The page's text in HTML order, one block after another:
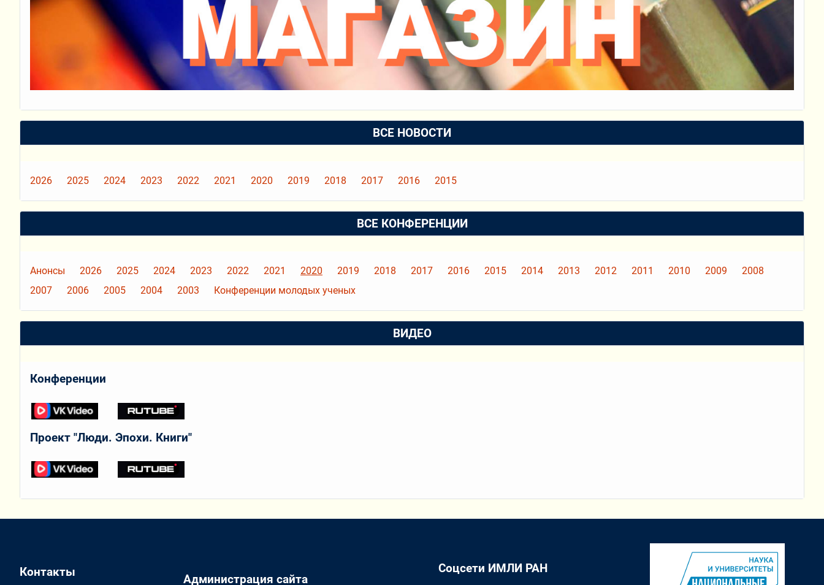
ВСЕ НОВОСТИ
2026 2025 2024 2023 2022 2021 2020 2019 2018 2017 2016 2015
ВСЕ КОНФЕРЕНЦИИ
Анонсы 2026 2025 2024 2023 2022 2021 2020 2019 2018 2017 2016 2015 2014 2013 2012 2011 2010 2009
2008
2007
2006 2005 2004 2003 Конференции молодых ученых
ВИДЕО
Конференции
Проект "Люди. Эпохи. Книги"
Контакты
Администрация сайта
Соцсети ИМЛИ РАН